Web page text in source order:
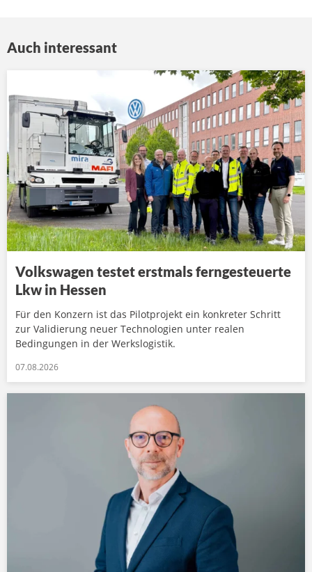
Auch interessant
Volkswagen testet erstmals ferngesteuerte
Lkw in Hessen
Für den Konzern ist das Pilotprojekt ein konkreter Schritt
zur Validierung neuer Technologien unter realen
Bedingungen in der Werkslogistik.
07.08.2026